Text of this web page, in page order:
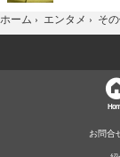
ホーム › エンタメ › そ
お問合